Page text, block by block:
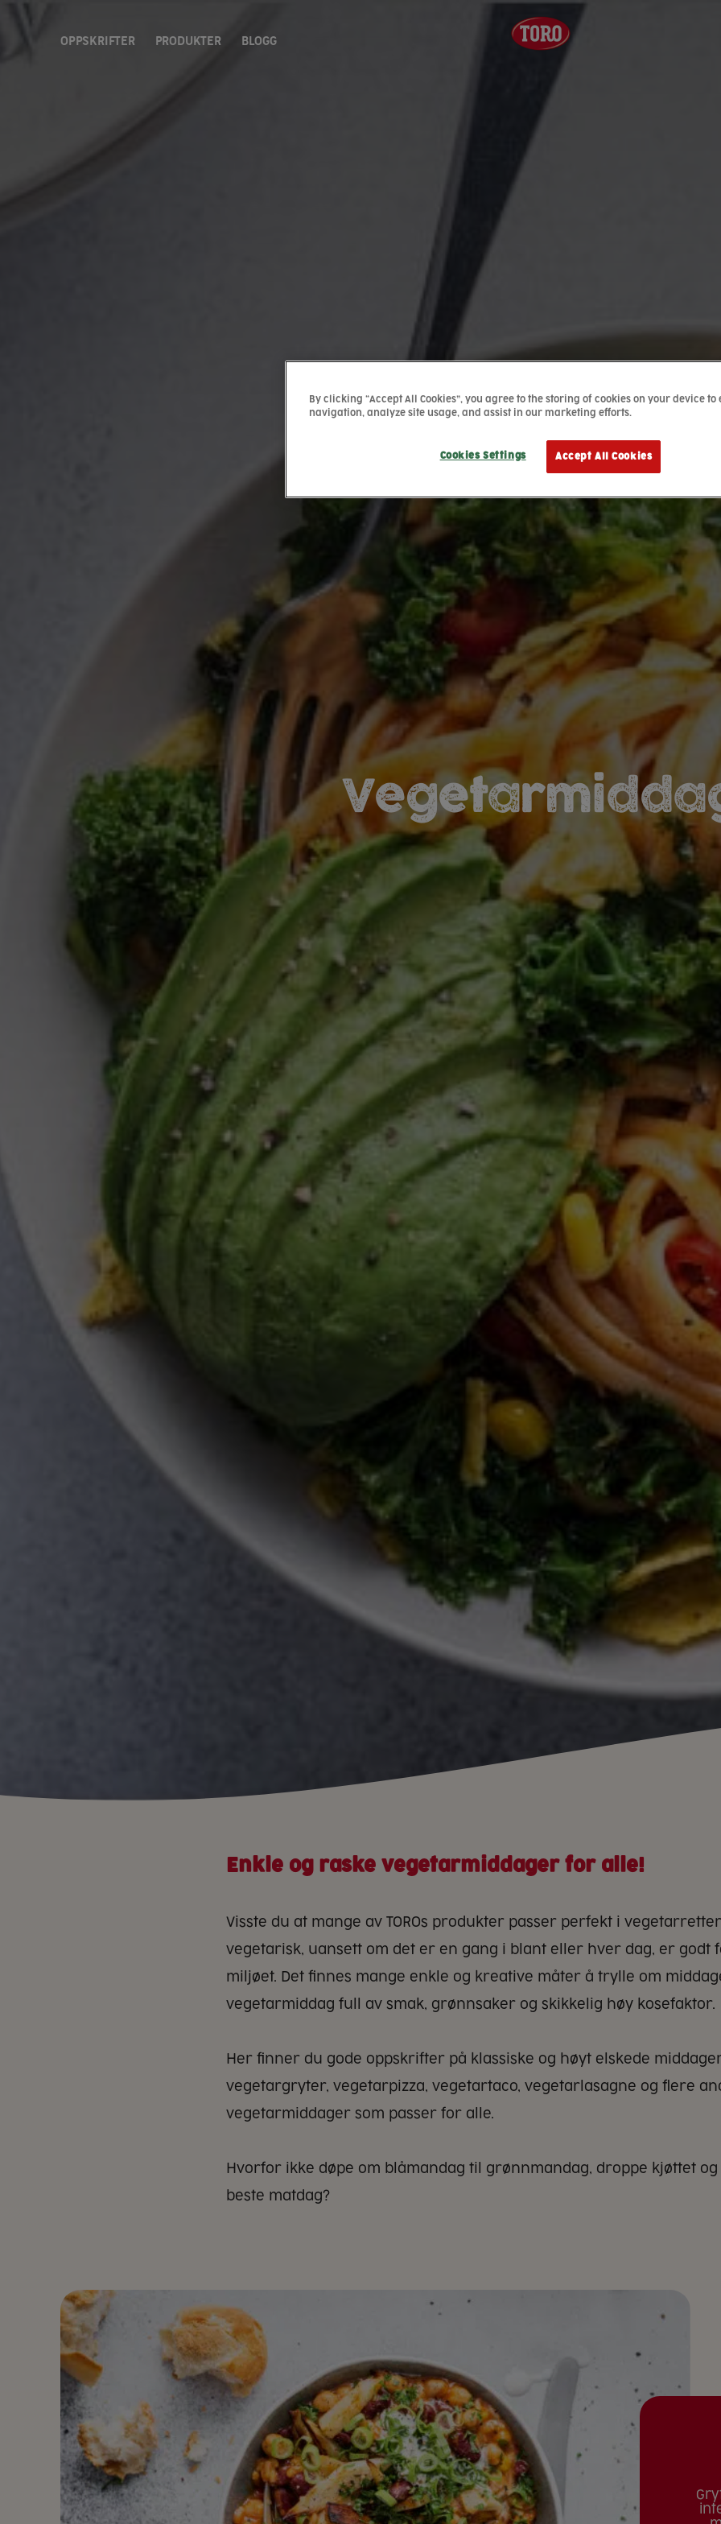
OPPSKRIFTER PRODUKTER BLOGG
Enkle og raske vegetarmiddager for alle!
Visste du at mange av TOROs produkter passer perfekt i
vegetarisk, uansett om det er en gang i blant eller hver dag, er godt
miljøet. Det finnes mange enkle og kreative måter å trylle om
vegetarmiddag full av smak, grønnsaker og skikkelig høy kosefaktor.
Her finner du gode oppskrifter på klassiske og høyt elskede
vegetargryter, vegetarpizza, vegetartaco, vegetarlasagne og flere
vegetarmiddager som passer for alle.
Hvorfor ikke døpe om blåmandag til grønnmandag, droppe kjøttet
beste matdag?
By clicking “Accept All Cookies”, you agree to the storing of cookies on your device to
navigation, analyze site usage, and assist in our marketing efforts.
Accept All Cookies
Cookies Settings